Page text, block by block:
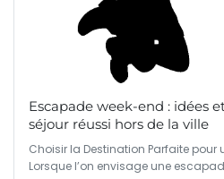
Escapade week-end : idées
séjour réussi hors de la ville
Choisir la Destination Parfaite pour
Lorsque l’on envisage une